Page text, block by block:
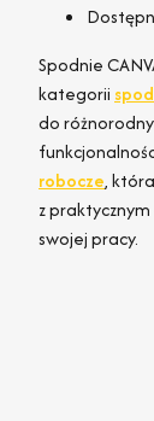
Spodnie
kategorii
do
robocze,
z
swojej pracy.